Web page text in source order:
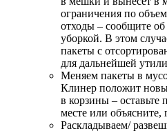
ограничения по
отходы – сообщите
уборкой. В этом
пакеты с
для дальнейшей
Меняем пакеты в
Клинер положит
в корзины – оставьте
месте или объясните,
Раскладываем/